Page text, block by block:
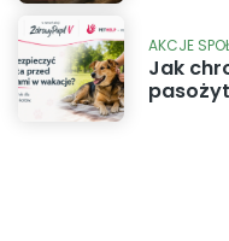
AKCJE
Jak